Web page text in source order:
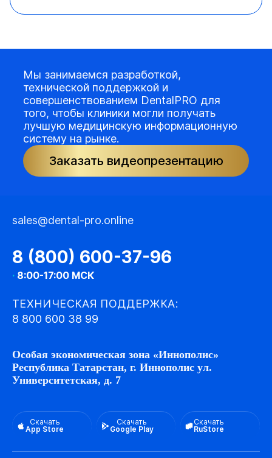
Мы занимаемся разработкой,
технической поддержкой и
совершенствованием DentalPRO для
того, чтобы клиники могли получать
лучшую медицинскую информационную
систему на рынке.
Заказать видеопрезентацию
sales@dental-pro.online
8 (800) 600-37-96
· 8:00-17:00 МСК
ТЕХНИЧЕСКАЯ ПОДДЕРЖКА:
8 800 600 38 99
Особая экономическая зона «Иннополис»
Республика Татарстан, г. Иннополис ул.
Университетская, д. 7
Скачать
App Store
Скачать
Google Play
Скачать
RuStore